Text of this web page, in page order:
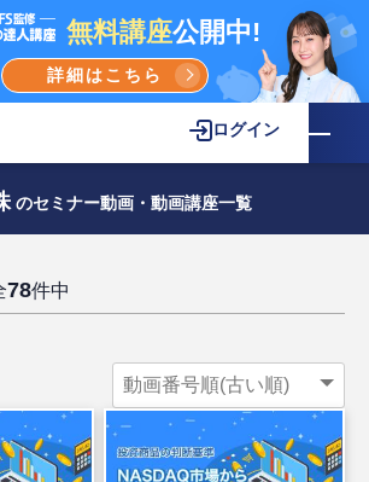
無料講座公開中!
詳細はこちら
ログイン
のセミナー動画・動画講座一覧
78件中